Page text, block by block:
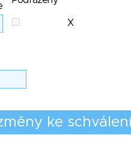
X